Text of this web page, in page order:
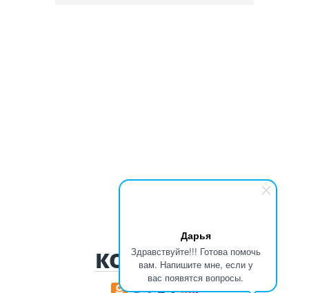
Дарья
Здравствуйте!!! Готова помочь
вам. Напишите мне, если у
вас появятся вопросы.
КОНТАКТЫ